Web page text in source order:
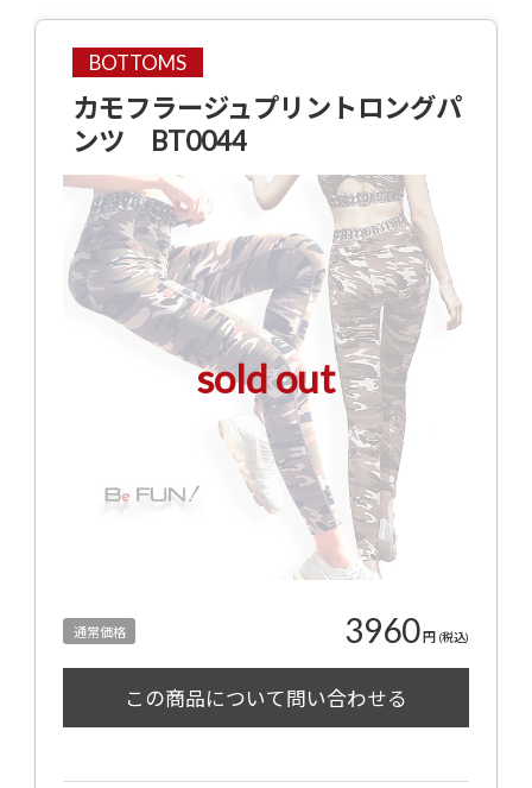
BOTTOMS
カモフラージュプリントロングパ
ンツ BT0044
sold out
通常価格 3960円 (税込)